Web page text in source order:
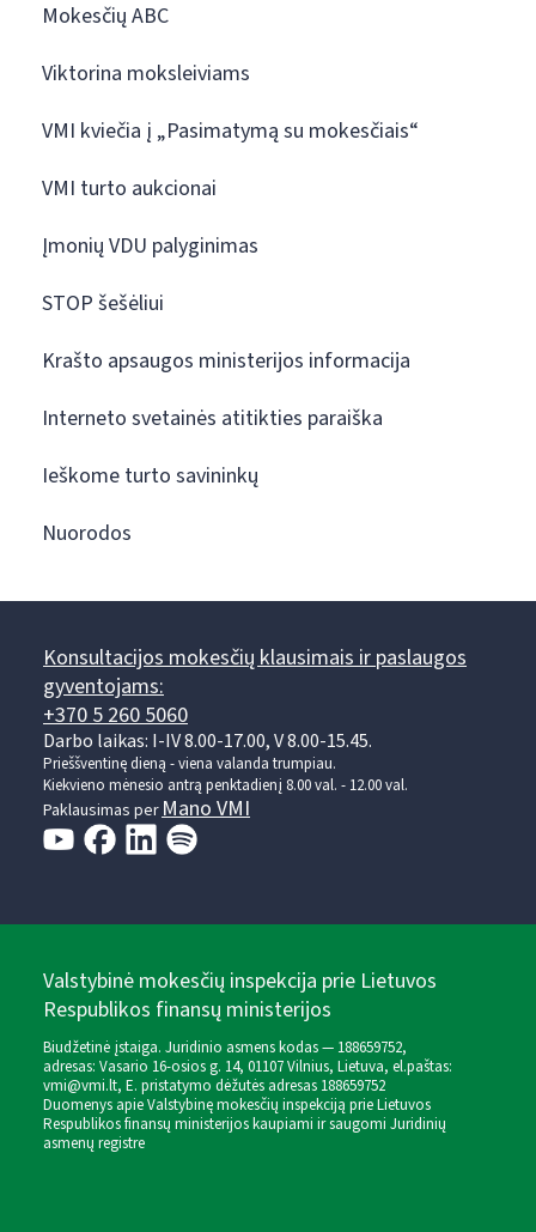
Mokesčių ABC
Viktorina moksleiviams
VMI kviečia į „Pasimatymą su mokesčiais“
VMI turto aukcionai
Įmonių VDU palyginimas
STOP šešėliui
Krašto apsaugos ministerijos informacija
Interneto svetainės atitikties paraiška
Ieškome turto savininkų
Nuorodos
Konsultacijos mokesčių klausimais ir paslaugos
gyventojams:
+370 5 260 5060
Darbo laikas: I-IV 8.00-17.00, V 8.00-15.45.
Prieššventinę dieną - viena valanda trumpiau.
Kiekvieno mėnesio antrą penktadienį 8.00 val. - 12.00 val.
Paklausimas perMano VMI
Valstybinė mokesčių inspekcija prie Lietuvos
Respublikos finansų ministerijos
Biudžetinė įstaiga. Juridinio asmens kodas — 188659752,
adresas: Vasario 16-osios g. 14, 01107 Vilnius, Lietuva, el.paštas:
vmi@vmi.lt, E. pristatymo dėžutės adresas 188659752
Duomenys apie Valstybinę mokesčių inspekciją prie Lietuvos
Respublikos finansų ministerijos kaupiami ir saugomi Juridinių
asmenų registre